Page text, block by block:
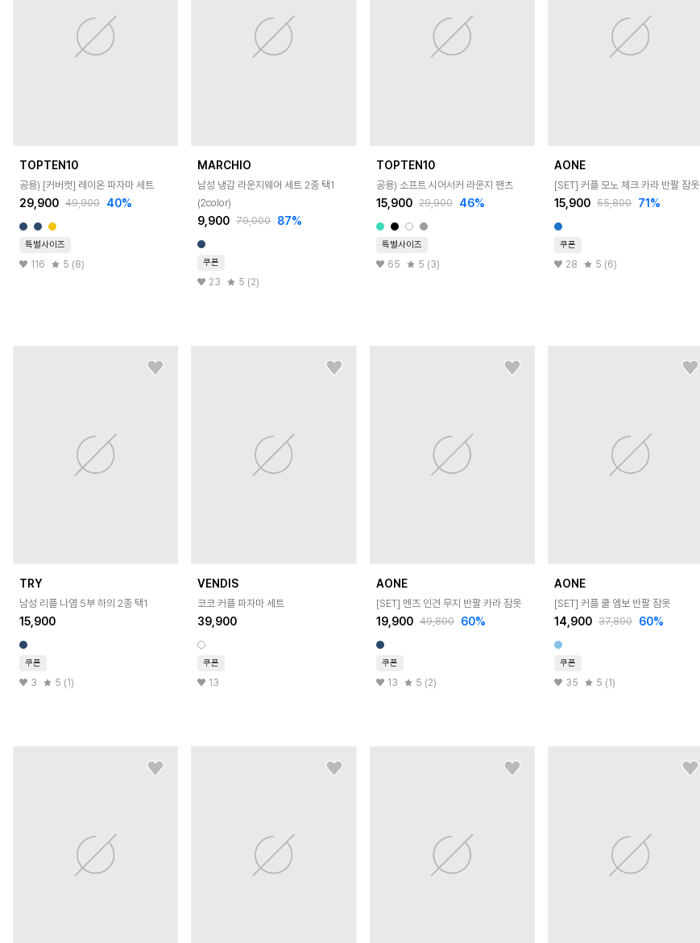
TOPTEN10
공용) [커버캣] 레이온 파자마 세트
29,900 49,900 40%
특별사이즈
116 5 (8)
MARCHIO
남성 냉감 라운지웨어 세트 2종 택1
(2color)
9,900 79,000 87%
쿠폰
23 5 (2)
TOPTEN10
공용) 소프트 시어서커 라운지 팬츠
15,900 29,900 46%
특별사이즈
65 5 (3)
AONE
[SET] 커플 모노 체크 카라 반팔 잠옷
15,900 55,800 71 %
쿠폰
28 5 (6)
TRY
남성 리플 나염 5부 하의 2종 택1
15,900
쿠폰
3 5 (1)
VENDIS
코코 커플 파자마 세트
39,900
쿠폰
13
AONE
[SET] 멘즈 인견 무지 반팔 카라 잠옷
19,900 49,800 60%
쿠폰
13 5 (2)
AONE
[SET] 커플 쿨 엠보 반팔 잠옷
14,900 37,800 60%
쿠폰
35 5 (1)